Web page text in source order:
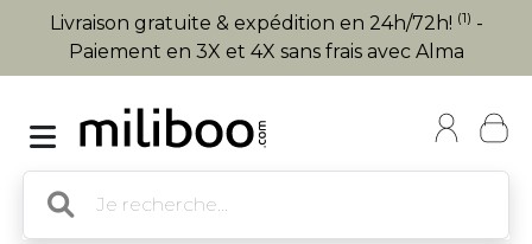
Livraison gratuite & expédition en 24h/72h! (1) -
Paiement en 3X et 4X sans frais avec Alma